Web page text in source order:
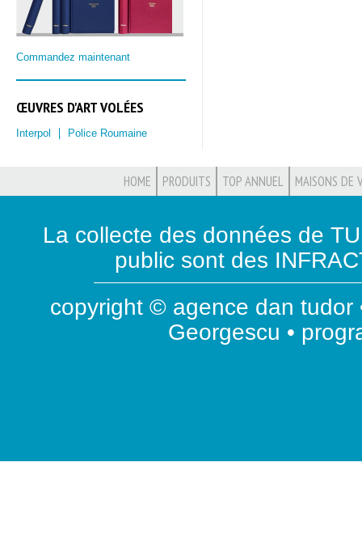
Commandez maintenant
ŒUVRES D'ART VOLÉES
Interpol Police Roumaine
HOME PRODUITS TOP ANNUEL MAISONS DE
La collecte des données de
public sont des
copyright © agence dan tudor
Georgescu •